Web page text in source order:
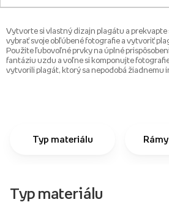
Vytvorte si vlastný dizajn plagátu a
vybrať svoje obľúbené fotografie a vytvoriť
Použite ľubovoľné prvky na úplné
fantáziu uzdu a voľne si komponujte
vytvorili plagát, ktorý sa nepodobá žiadnemu
Typ materiálu
Typ materiálu